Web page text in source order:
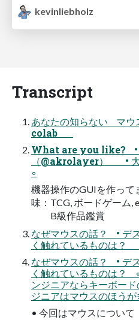
kevinliebholz
Transcript
あなたの知らない マ
colab
What are you like? •
（@akrolayer） • 大
◦
機器操作のGUIを作っ
味：TCG, ボードゲーム,
B級作品鑑賞
なぜマウスの話？ • デ
く触れているものは？
なぜマウスの話？ • デ
く触れているものは？
ンジニアならキーボー
ジニアはマウスのほう
• 今回はマウスについ